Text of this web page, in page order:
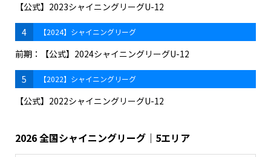
【公式】2023シャイニングリーグU-12
4 【2024】シャイニングリーグ
前期：【公式】2024シャイニングリーグU-12
5 【2022】シャイニングリーグ
【公式】2022シャイニングリーグU-12
2026 全国シャイニングリーグ｜5エリア